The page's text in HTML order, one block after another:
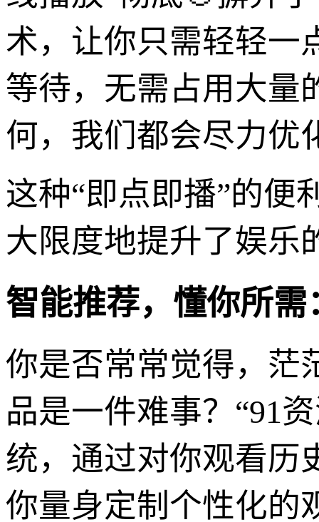
术，让你只需轻轻一
等待，无需占用大量
何，我们都会尽力优
这种“即点即播”的便
大限度地提升了娱乐
智能推荐，懂你所
你是否常常觉得，茫
品是一件难事？“91
统，通过对你观看历
你量身定制个性化的